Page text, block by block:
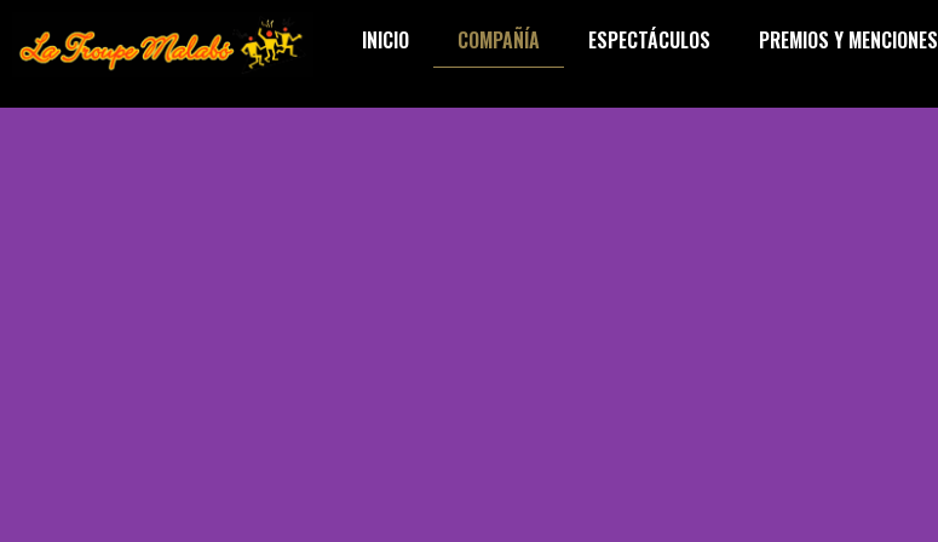
INICIO COMPAÑÍA ESPECTÁCULOS PREMIOS Y MENCIONES